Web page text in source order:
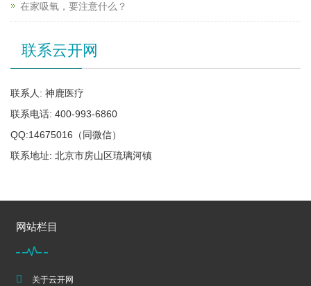
在家吸氧，要注意什么？
联系云开网
联系人: 神鹿医疗
联系电话: 400-993-6860
QQ:14675016（同微信）
联系地址: 北京市房山区琉璃河镇
网站栏目
关于云开网